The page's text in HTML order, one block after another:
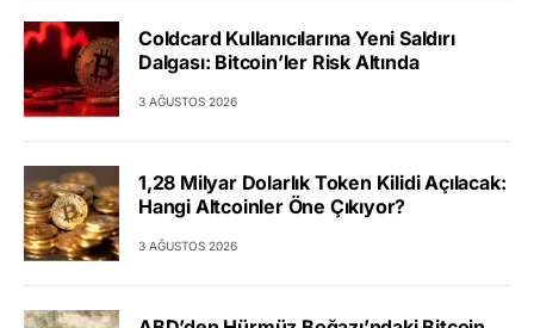
Coldcard Kullanıcılarına Yeni Saldırı
Dalgası: Bitcoin’ler Risk Altında
3 AĞUSTOS 2026
1,28 Milyar Dolarlık Token Kilidi Açılacak:
Hangi Altcoinler Öne Çıkıyor?
3 AĞUSTOS 2026